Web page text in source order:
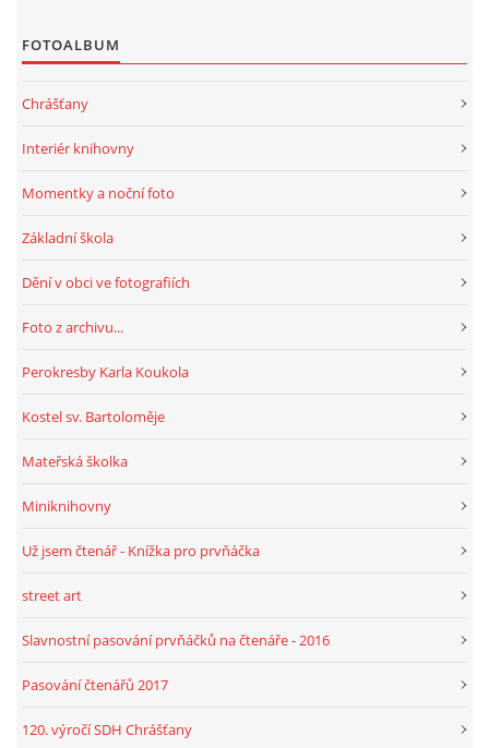
PODĚKOVÁNÍ
SLUŽBY
HRY, KVÍZY, VZDĚLÁVÁNÍ ON-LINE
© 2026 eStránky.cz Aktualizováno: 1. 8. 2026
FOTOALBUM
Chrášťany
Interiér knihovny
Momentky a noční foto
Základní škola
Dění v obci ve fotografiích
Foto z archivu...
Perokresby Karla Koukola
Kostel sv. Bartoloměje
Mateřská školka
Miniknihovny
Už jsem čtenář - Knížka pro prvňáčka
street art
Slavnostní pasování prvňáčků na čtenáře - 2016
Pasování čtenářů 2017
120. výročí SDH Chrášťany